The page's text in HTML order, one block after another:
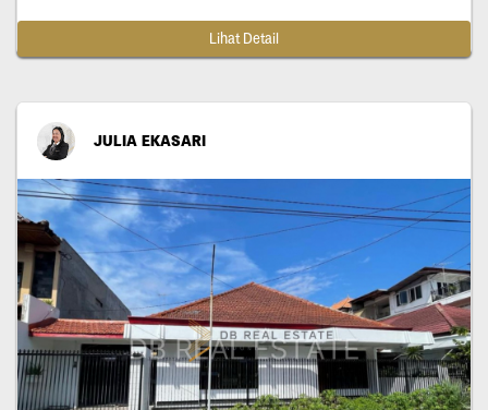
Lihat Detail
JULIA EKASARI